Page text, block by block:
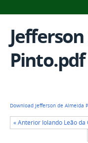
Pinto.pdf
Download Jefferson de Almeida
« Anterior Iolando Leão da